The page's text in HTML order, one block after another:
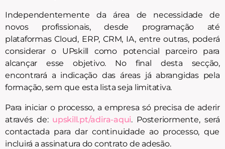
Independentemente da área de necessidade de
novos profissionais, desde programação até
plataformas Cloud, ERP, CRM, IA, entre outras, poderá
considerar o UPskill como potencial parceiro para
alcançar esse objetivo. No final desta secção,
encontrará a indicação das áreas já abrangidas pela
formação, sem que esta lista seja limitativa.
Para iniciar o processo, a empresa só precisa de aderir
através de: upskill.pt/adira-aqui. Posteriormente, será
contactada para dar continuidade ao processo, que
incluirá a assinatura do contrato de adesão.